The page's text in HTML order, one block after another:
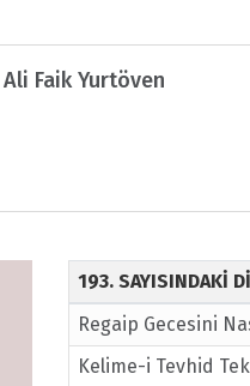
Ali Faik Yurtöven
193. SAYISINDAKİ
Regaip Gecesini
Kelime-i Tevhid Tek